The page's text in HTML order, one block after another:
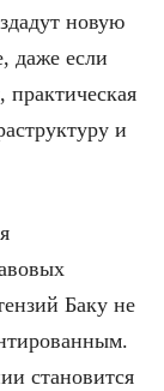
новую
даже если
практическая
и
Баку не
становится